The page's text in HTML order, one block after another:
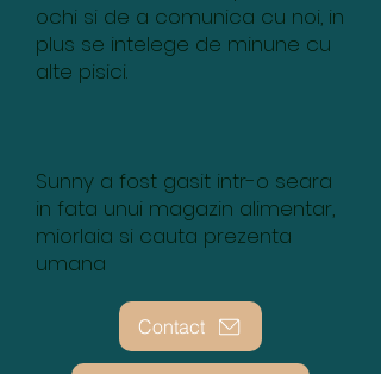
ochi si de a comunica cu noi, in
plus se intelege de minune cu
alte pisici.
Sunny a fost gasit intr-o seara
in fata unui magazin alimentar,
miorlaia si cauta prezenta
umana
Contact